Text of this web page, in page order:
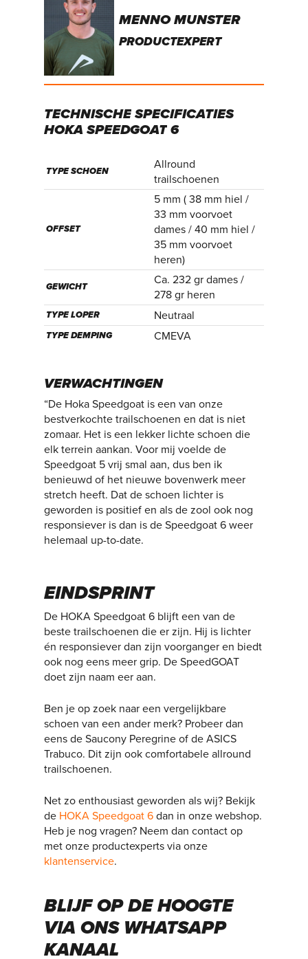
MENNO MUNSTER
PRODUCTEXPERT
TECHNISCHE SPECIFICATIES
HOKA SPEEDGOAT 6
TYPE SCHOEN
Allround
trailschoenen
OFFSET
5 mm ( 38 mm hiel /
33 mm voorvoet
dames / 40 mm hiel /
35 mm voorvoet
heren)
GEWICHT
Ca. 232 gr dames /
278 gr heren
TYPE LOPER Neutraal
TYPE DEMPING CMEVA
VERWACHTINGEN
“De Hoka Speedgoat is een van onze
bestverkochte trailschoenen en dat is niet
zomaar. Het is een lekker lichte schoen die
elk terrein aankan. Voor mij voelde de
Speedgoat 5 vrij smal aan, dus ben ik
benieuwd of het nieuwe bovenwerk meer
stretch heeft. Dat de schoen lichter is
geworden is positief en als de zool ook nog
responsiever is dan is de Speedgoat 6 weer
helemaal up-to-date.
EINDSPRINT
De HOKA Speedgoat 6 blijft een van de
beste trailschoenen die er zijn. Hij is lichter
én responsiever dan zijn voorganger en biedt
ook nog eens meer grip. De SpeedGOAT
doet zijn naam eer aan.
Ben je op zoek naar een vergelijkbare
schoen van een ander merk? Probeer dan
eens de Saucony Peregrine of de ASICS
Trabuco. Dit zijn ook comfortabele allround
trailschoenen.
Net zo enthousiast geworden als wij? Bekijk
de HOKA Speedgoat 6 dan in onze webshop.
Heb je nog vragen? Neem dan contact op
met onze productexperts via onze
klantenservice.
BLIJF OP DE HOOGTE
VIA ONS WHATSAPP
KANAAL